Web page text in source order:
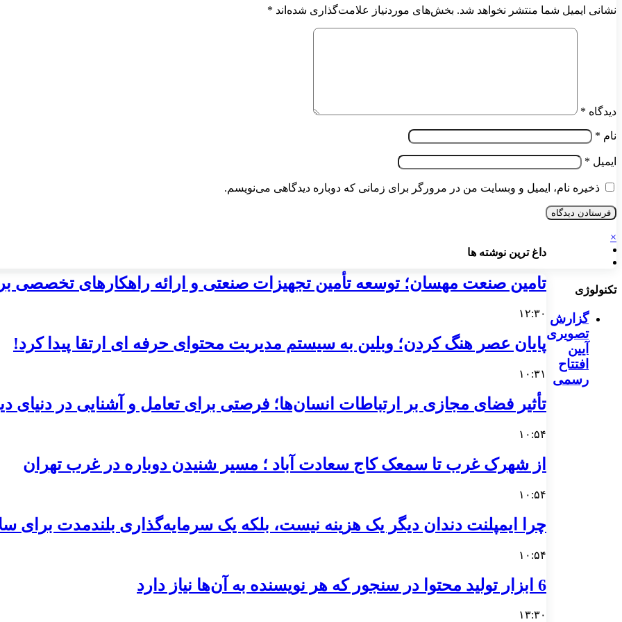
نشانی ایمیل شما منتشر نخواهد شد. بخش‌های موردنیاز علامت‌گذاری شده‌اند *
دیدگاه *
نام *
ایمیل *
ذخیره نام، ایمیل و وبسایت من در مرورگر برای زمانی که دوباره دیدگاهی می‌نویسم.
داغ ترین نوشته ها
تامین صنعت مهسان؛ توسعه تأمین تجهیزات صنعتی و ارائه راهکارهای تخصصی
۱۲:۳۰
پایان عصر هنگ کردن؛ وبلین به سیستم مدیریت محتوای حرفه ای ارتقا پیدا کرد!
۱۰:۳۱
تأثیر فضای مجازی بر ارتباطات انسان‌ها؛ فرصتی برای تعامل و آشنایی در دنیای
۱۰:۵۴
از شهرک غرب تا سمعک کاج سعادت آباد ؛ مسیر شنیدن دوباره در غرب تهران
۱۰:۵۴
چرا ایمپلنت دندان دیگر یک هزینه نیست، بلکه یک سرمایه‌گذاری بلندمدت برای
۱۰:۵۴
6 ابزار تولید محتوا در سنجور که هر نویسنده به آن‌ها نیاز دارد
۱۳:۳۰
×
تکنولوژی
گزارش
تصویری
آیین
افتتاح
رسمی